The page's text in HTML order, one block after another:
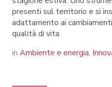
presenti sul territorio e si
adattamento ai
qualità di vita.
in Ambiente e energia,